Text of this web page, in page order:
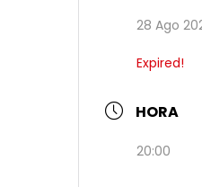
28 Ago
Expired!
HORA
20:00